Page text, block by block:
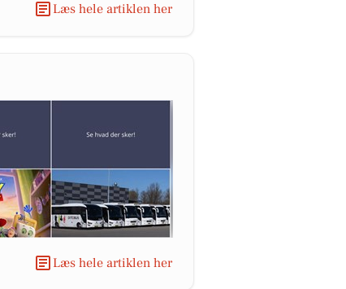
Læs hele artiklen her
Læs hele artiklen her